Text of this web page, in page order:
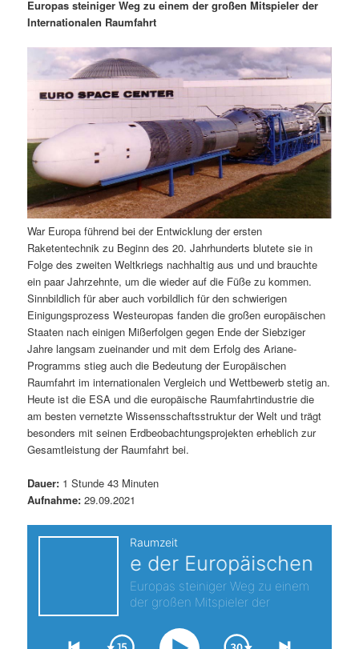
e
n
I
n
h
a
l
t
s
p
r
i
n
ä
r
e
n
I
n
h
a
l
t
s
p
g
n
a
o
n
Europas steiniger Weg zu einem der großen Mitspieler der
Internationalen Raumfahrt
War Europa führend bei der Entwicklung der ersten
Raketentechnik zu Beginn des 20. Jahrhunderts blutete sie in
Folge des zweiten Weltkriegs nachhaltig aus und und brauchte
ein paar Jahrzehnte, um die wieder auf die Füße zu kommen.
Sinnbildlich für aber auch vorbildlich für den schwierigen
Einigungsprozess Westeuropas fanden die großen europäischen
Staaten nach einigen Mißerfolgen gegen Ende der Siebziger
Jahre langsam zueinander und mit dem Erfolg des Ariane-
Programms stieg auch die Bedeutung der Europäischen
Raumfahrt im internationalen Vergleich und Wettbewerb stetig an.
Heute ist die ESA und die europäische Raumfahrtindustrie die
am besten vernetzte Wissensschaftsstruktur der Welt und trägt
besonders mit seinen Erdbeobachtungsprojekten erheblich zur
Gesamtleistung der Raumfahrt bei.
Dauer: 1 Stunde 43 Minuten
Aufnahme: 29.09.2021